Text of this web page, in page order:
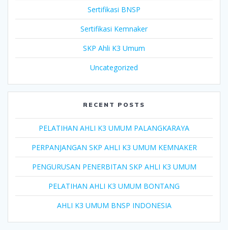
Sertifikasi BNSP
Sertifikasi Kemnaker
SKP Ahli K3 Umum
Uncategorized
RECENT POSTS
PELATIHAN AHLI K3 UMUM PALANGKARAYA
PERPANJANGAN SKP AHLI K3 UMUM KEMNAKER
PENGURUSAN PENERBITAN SKP AHLI K3 UMUM
PELATIHAN AHLI K3 UMUM BONTANG
AHLI K3 UMUM BNSP INDONESIA